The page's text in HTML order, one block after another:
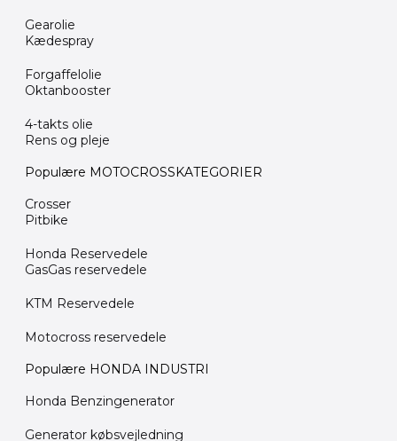
Gearolie
Kædespray
Forgaffelolie
Oktanbooster
4-takts olie
Rens og pleje
Populære MOTOCROSSKATEGORIER
Crosser
Pitbike
Honda Reservedele
GasGas reservedele
KTM Reservedele
Motocross reservedele
Populære HONDA INDUSTRI
Honda Benzingenerator
Generator købsvejledning